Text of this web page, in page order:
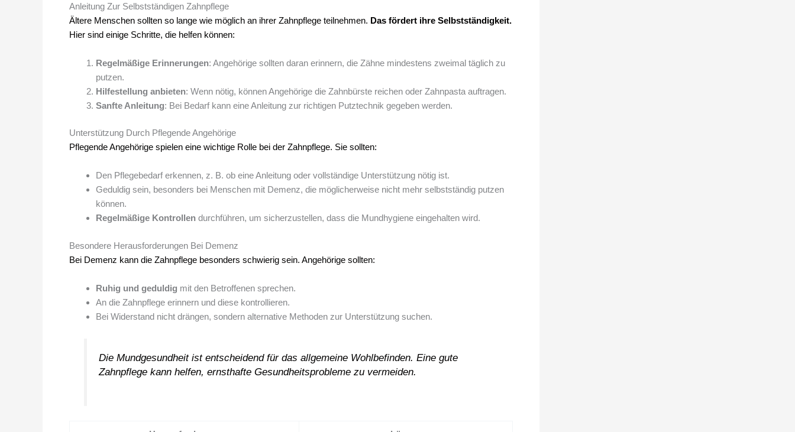
Anleitung Zur Selbstständigen Zahnpflege
Ältere Menschen sollten so lange wie möglich an ihrer Zahnpflege teilnehmen. Das fördert ihre Selbstständigkeit.
Hier sind einige Schritte, die helfen können:
Regelmäßige Erinnerungen: Angehörige sollten daran erinnern, die Zähne mindestens zweimal täglich zu
putzen.
Hilfestellung anbieten: Wenn nötig, können Angehörige die Zahnbürste reichen oder Zahnpasta auftragen.
Sanfte Anleitung: Bei Bedarf kann eine Anleitung zur richtigen Putztechnik gegeben werden.
Unterstützung Durch Pflegende Angehörige
Pflegende Angehörige spielen eine wichtige Rolle bei der Zahnpflege. Sie sollten:
Den Pflegebedarf erkennen, z. B. ob eine Anleitung oder vollständige Unterstützung nötig ist.
Geduldig sein, besonders bei Menschen mit Demenz, die möglicherweise nicht mehr selbstständig putzen
können.
Regelmäßige Kontrollen durchführen, um sicherzustellen, dass die Mundhygiene eingehalten wird.
Besondere Herausforderungen Bei Demenz
Bei Demenz kann die Zahnpflege besonders schwierig sein. Angehörige sollten:
Ruhig und geduldig mit den Betroffenen sprechen.
An die Zahnpflege erinnern und diese kontrollieren.
Bei Widerstand nicht drängen, sondern alternative Methoden zur Unterstützung suchen.
Die Mundgesundheit ist entscheidend für das allgemeine Wohlbefinden. Eine gute
Zahnpflege kann helfen, ernsthafte Gesundheitsprobleme zu vermeiden.